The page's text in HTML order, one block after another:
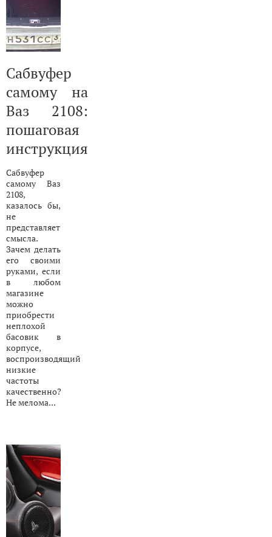
Сабвуфер
самому на
Ваз 2108:
пошаговая
инструкция
Сабвуфер
самому Ваз
2108,
казалось бы,
не
представляет
смысла.
Зачем делать
его своими
руками, если
в любом
магазине
можно
приобрести
неплохой
басовик в
корпусе,
воспроизводящий
низкие
частоты
качественно?
Не мелома...